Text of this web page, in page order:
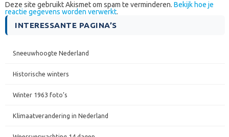
Deze site gebruikt Akismet om spam te verminderen. Bekijk hoe je
reactie gegevens worden verwerkt.
INTERESSANTE PAGINA’S
Sneeuwhoogte Nederland
Historische winters
Winter 1963 foto’s
Klimaatverandering in Nederland